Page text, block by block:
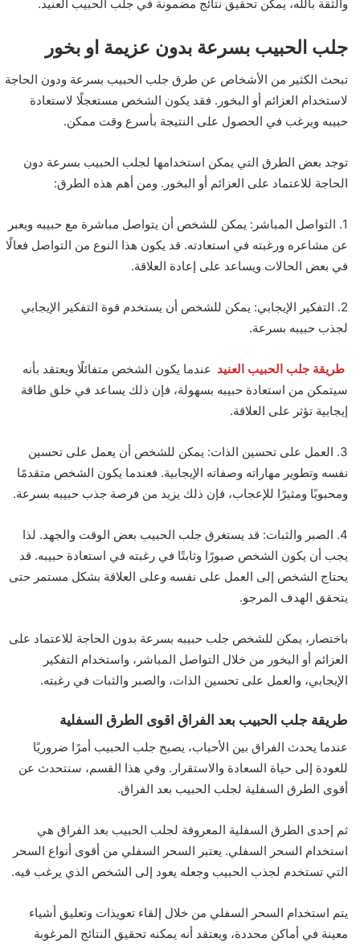
والثقة بالله، يمكن تحقيق نتائج مضمونة في جلب الحبيب العنيد.
جلب الحبيب بسرعة بدون عزيمة او بخور
تبحث الكثير من الأشخاص عن طرق جلب الحبيب بسرعة ودون الحاجة
لاستخدام العزائم أو البخور. فقد يكون الشخص مستعجلًا لاستعادة
حبيبه ويرغب في الحصول على النتيجة بأسرع وقت ممكن.
توجد بعض الطرق التي يمكن استخدامها لجلب الحبيب بسرعة دون
الحاجة للاعتماد على العزائم أو البخور. ومن أهم هذه الطرق:
1. التواصل المباشر: يمكن للشخص أن يتواصل مباشرة مع حبيبه ويعبر
عن مشاعره ورغبته في استعادته. قد يكون هذا النوع من التواصل فعالًا
في بعض الحالات ويساعد على إعادة العلاقة.
2. التفكير الإيجابي: يمكن للشخص أن يستخدم قوة التفكير الإيجابي
لجذب حبيبه بسرعة.
طريقة جلب الحبيب العنيد عندما يكون الشخص متفائلًا ويعتقد بأنه
سيتمكن من استعادة حبيبه بسهولة، فإن ذلك يساعد في خلق طاقة
إيجابية تؤثر على العلاقة.
3. العمل على تحسين الذات: يمكن للشخص أن يعمل على تحسين
نفسه وتطوير مهاراته وصفاته الإيجابية. فعندما يكون الشخص متقدمًا
ومحبوبًا ومثيرًا للإعجاب، فإن ذلك يزيد من فرصة جذب حبيبه بسرعة.
4. الصبر والثبات: قد يستغرق جلب الحبيب بعض الوقت والجهد. لذا
يجب أن يكون الشخص صبورًا وثابتًا في رغبته في استعادة حبيبه. قد
يحتاج الشخص إلى العمل على نفسه وعلى العلاقة بشكل مستمر حتى
يتحقق الهدف المرجو.
باختصار، يمكن للشخص جلب حبيبه بسرعة بدون الحاجة للاعتماد على
العزائم أو البخور من خلال التواصل المباشر، واستخدام التفكير
الإيجابي، والعمل على تحسين الذات، والصبر والثبات في رغبته.
طريقة جلب الحبيب بعد الفراق اقوى الطرق السفلية
عندما يحدث الفراق بين الأحباب، يصبح جلب الحبيب أمرًا ضروريًا
للعودة إلى حياة السعادة والاستقرار. وفي هذا القسم، سنتحدث عن
أقوى الطرق السفلية لجلب الحبيب بعد الفراق.
ثم إحدى الطرق السفلية المعروفة لجلب الحبيب بعد الفراق هي
استخدام السحر السفلي. يعتبر السحر السفلي من أقوى أنواع السحر
التي تستخدم لجذب الحبيب وجعله يعود إلى الشخص الذي يرغب فيه.
يتم استخدام السحر السفلي من خلال إلقاء تعويذات وتعليق أشياء
معينة في أماكن محددة، ويعتقد أنه يمكنه تحقيق النتائج المرغوبة